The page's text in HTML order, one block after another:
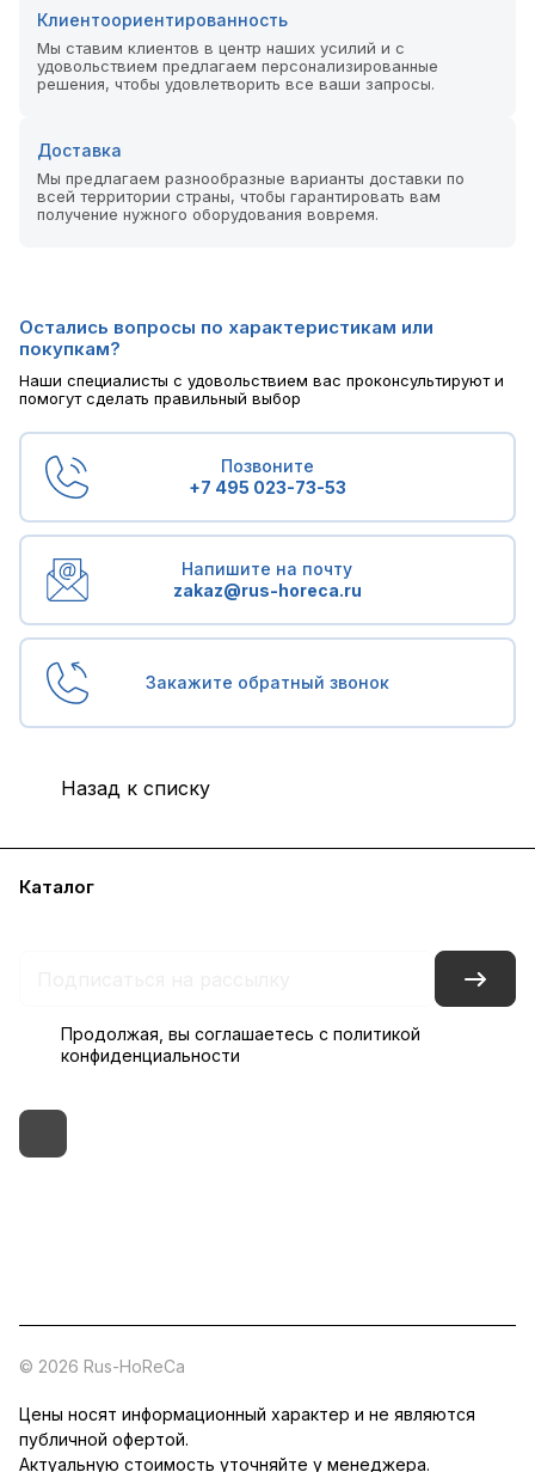
Клиентоориентированность
Мы ставим клиентов в центр наших усилий и с
удовольствием предлагаем персонализированные
решения, чтобы удовлетворить все ваши запросы.
Доставка
Мы предлагаем разнообразные варианты доставки по
всей территории страны, чтобы гарантировать вам
получение нужного оборудования вовремя.
Остались вопросы по характеристикам или
покупкам?
Наши специалисты с удовольствием вас проконсультируют и
помогут сделать правильный выбор
Позвоните
+7 495 023-73-53
Напишите на почту
zakaz@rus-horeca.ru
Закажите обратный звонок
Назад к списку
Каталог
Продолжая, вы соглашаетесь с политикой
конфиденциальности
© 2026 Rus-HoReCa
Цены носят информационный характер и не являются
публичной офертой.
Актуальную стоимость уточняйте у менеджера.